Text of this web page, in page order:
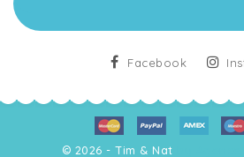
Facebook
© 2026 - Tim & Nat